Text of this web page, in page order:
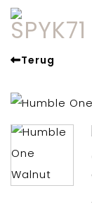
Skip
Terug